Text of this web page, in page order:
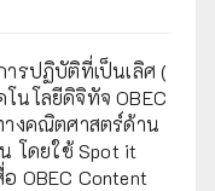
ารปฏิบัติที่เป็นเลิศ (
นโลยีดิจิทัจ OBEC
งคณิตศาสตร์ด้าน
โดยใช้ Spot it
OBEC Content